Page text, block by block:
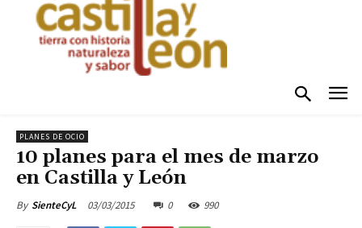
PLANES DE OCIO
10 planes para el mes de marzo
en Castilla y León
By SienteCyL 03/03/2015 0 990